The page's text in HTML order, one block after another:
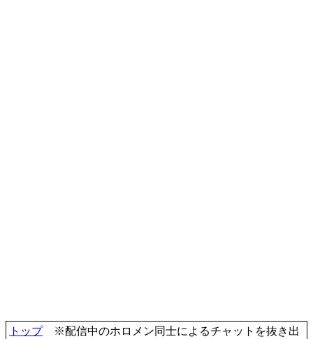
トップ※配信中のホロメン同士によるチャットを抜き出